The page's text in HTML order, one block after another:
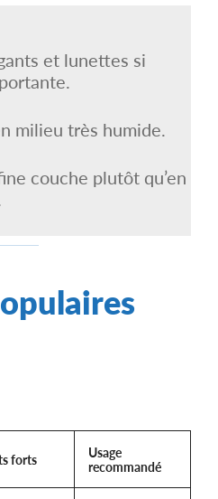
et lunettes si
milieu très humide.
couche plutôt qu’en
forts
Usage
recommandé